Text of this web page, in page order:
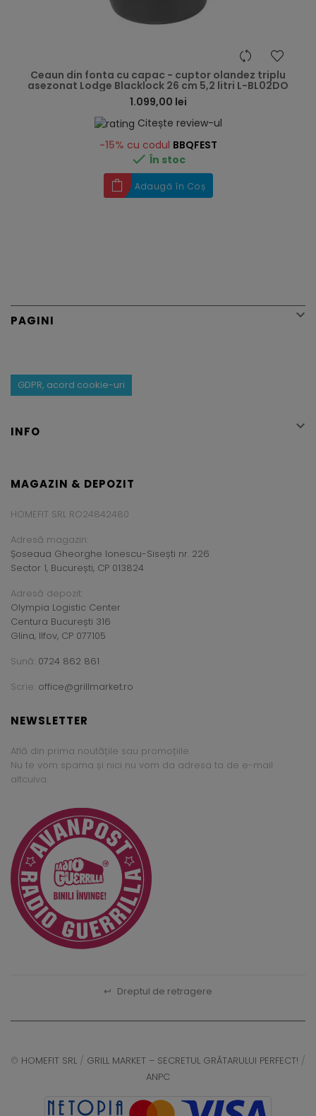
Ceaun din fonta cu capac - cuptor olandez triplu
asezonat Lodge Blacklock 26 cm 5,2 litri L-BL02DO
1.099,00 lei
Citește review-ul
-15% cu codul BBQFEST
 În stoc
Adaugă în Coș
PAGINI 
GDPR, acord cookie-uri
INFO 
MAGAZIN & DEPOZIT
HOMEFIT SRL RO24842480
Adresă magazin:
Șoseaua Gheorghe Ionescu-Sisești nr. 226
Sector 1, București, CP 013824
Adresă depozit:
Olympia Logistic Center
Centura București 316
Glina, Ilfov, CP 077105
Sună: 0724 862 861
Scrie: office@grillmarket.ro
NEWSLETTER
Află din prima noutățile sau promoțiile.
Nu te vom spama și nici nu vom da adresa ta de e-mail
altcuiva.
↩ Dreptul de retragere
© HOMEFIT SRL / GRILL MARKET – SECRETUL GRĂTARULUI PERFECT! /
ANPC